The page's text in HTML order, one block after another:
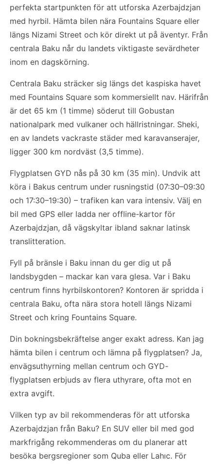
perfekta startpunkten för att utforska Azerbajdzjan
med hyrbil. Hämta bilen nära Fountains Square eller
längs Nizami Street och kör direkt ut på äventyr. Från
centrala Baku når du landets viktigaste sevärdheter
inom en dagskörning.
Centrala Baku sträcker sig längs det kaspiska havet
med Fountains Square som kommersiellt nav. Härifrån
är det 65 km (1 timme) söderut till Gobustan
nationalpark med vulkaner och hällristningar. Sheki,
en av landets vackraste städer med karavanserajer,
ligger 300 km nordväst (3,5 timme).
Flygplatsen GYD nås på 30 km (35 min). Undvik att
köra i Bakus centrum under rusningstid (07:30–09:30
och 17:30–19:30) – trafiken kan vara intensiv. Välj en
bil med GPS eller ladda ner offline-kartor för
Azerbajdzjan, då vägskyltar ibland saknar latinsk
translitteration.
Fyll på bränsle i Baku innan du ger dig ut på
landsbygden – mackar kan vara glesa. Var i Baku
centrum finns hyrbilskontoren? Kontoren är spridda i
centrala Baku, ofta nära stora hotell längs Nizami
Street och kring Fountains Square.
Din bokningsbekräftelse anger exakt adress. Kan jag
hämta bilen i centrum och lämna på flygplatsen? Ja,
envägsuthyrning mellan centrum och GYD-
flygplatsen erbjuds av flera uthyrare, ofta mot en
extra avgift.
Vilken typ av bil rekommenderas för att utforska
Azerbajdzjan från Baku? En SUV eller bil med god
markfrigång rekommenderas om du planerar att
besöka bergsregioner som Quba eller Lahıc. För